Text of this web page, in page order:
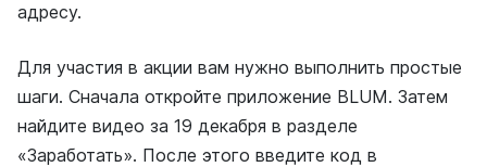
адресу.
Для участия в акции вам нужно выполнить простые
шаги. Сначала откройте приложение BLUM. Затем
найдите видео за 19 декабря в разделе
«Заработать». После этого введите код в